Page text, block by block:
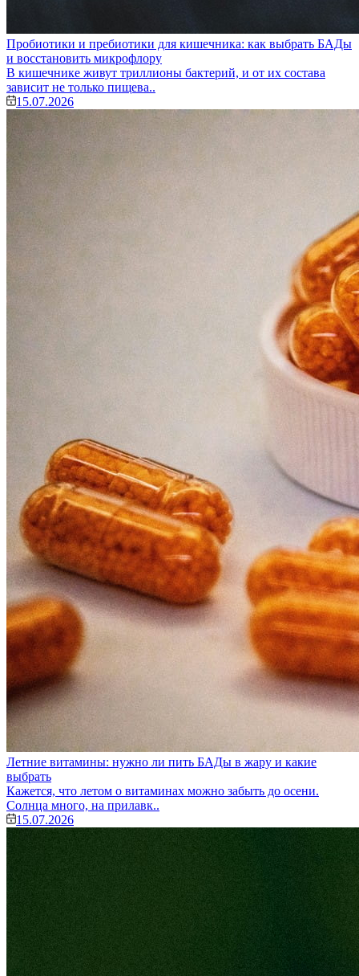
Пробиотики и пребиотики для кишечника: как выбрать БАДы
и восстановить микрофлору
В кишечнике живут триллионы бактерий, и от их состава
зависит не только пищева..
15.07.2026
Летние витамины: нужно ли пить БАДы в жару и какие
выбрать
Кажется, что летом о витаминах можно забыть до осени.
Солнца много, на прилавк..
15.07.2026